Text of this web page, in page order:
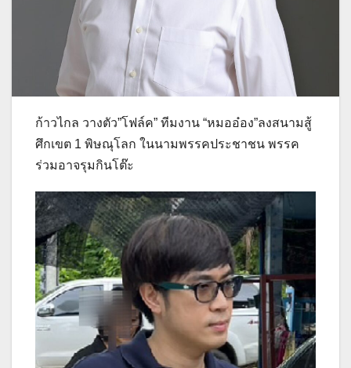
ก้าวไกล วางตัว”โฟล์ค” ทีมงาน “หมออ๋อง”ลงสนามสู้
ศึกเขต 1 พิษณุโลก ในนามพรรคประชาชน พรรค
ร่วมอาจรุมกินโต๊ะ